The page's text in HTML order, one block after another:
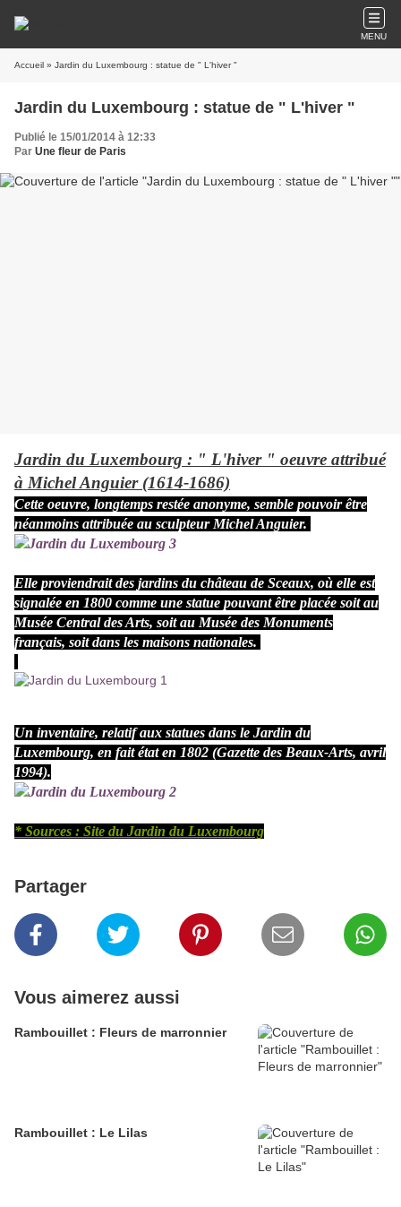
MENU
Accueil » Jardin du Luxembourg : statue de " L'hiver "
Jardin du Luxembourg : statue de " L'hiver "
Publié le 15/01/2014 à 12:33
Par Une fleur de Paris
Jardin du Luxembourg : " L'hiver " oeuvre attribué
à Michel Anguier (1614-1686)
Cette oeuvre, longtemps restée anonyme, semble pouvoir être
néanmoins attribuée au sculpteur Michel Anguier.
Elle proviendrait des jardins du château de Sceaux, où elle est
signalée en 1800 comme une statue pouvant être placée soit au
Musée Central des Arts, soit au Musée des Monuments
français, soit dans les maisons nationales.
Un inventaire, relatif aux statues dans le Jardin du
Luxembourg, en fait état en 1802 (Gazette des Beaux-Arts, avril
1994).
* Sources : Site du Jardin du Luxembourg
Partager
Vous aimerez aussi
Rambouillet : Fleurs de marronnier
Rambouillet : Le Lilas